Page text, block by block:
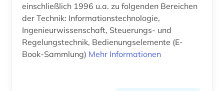
arealtypologie (1)
argumentation (1)
aristoteles (1)
einschließlich 1996 u.a. zu folgenden Bereichen
der Technik: Informationstechnologie,
Ingenieurwissenschaft, Steuerungs- und
Regelungstechnik, Bedienungselemente (E-
Book-Sammlung) Mehr Informationen